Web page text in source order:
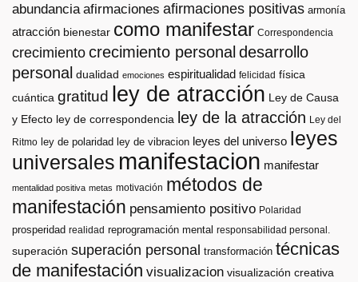
abundancia afirmaciones afirmaciones positivas armonía
atracción bienestar como manifestar Correspondencia
crecimiento crecimiento personal desarrollo
personal dualidad emociones espiritualidad felicidad física
cuántica gratitud ley de atracción Ley de Causa
y Efecto ley de correspondencia ley de la atracción Ley del
Ritmo ley de polaridad ley de vibracion leyes del universo
leyes
universales manifestacion manifestar
mentalidad positiva metas motivación métodos de
manifestación pensamiento positivo Polaridad
prosperidad realidad reprogramación mental responsabilidad personal.
superación superación personal transformación técnicas
de manifestación visualizacion visualización creativa